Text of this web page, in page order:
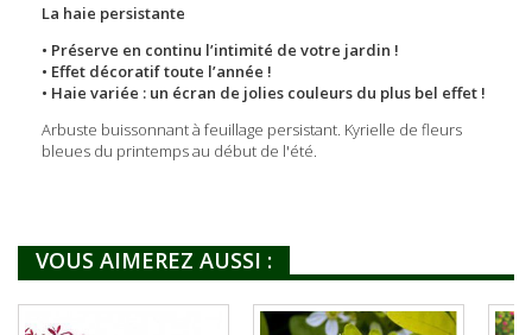
La haie persistante
• Préserve en continu l’intimité de votre jardin !
• Effet décoratif toute l’année !
• Haie variée : un écran de jolies couleurs du plus bel effet !
Arbuste buissonnant à feuillage persistant. Kyrielle de fleurs
bleues du printemps au début de l'été.
VOUS AIMEREZ AUSSI :